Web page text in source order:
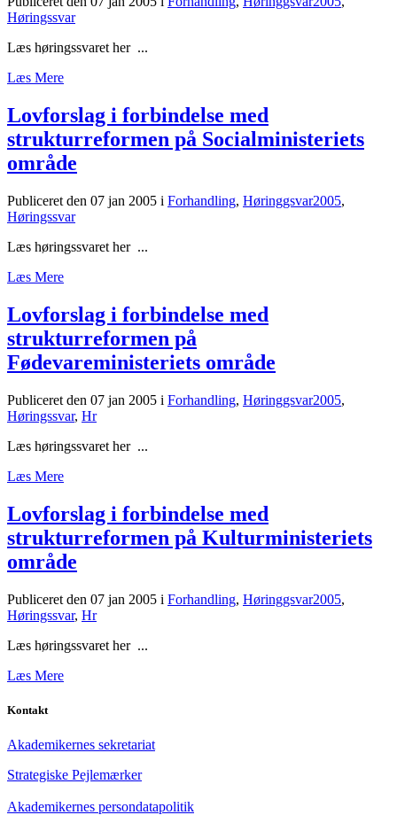
Høringssvar
Læs høringssvaret her ...
Læs Mere
Lovforslag i forbindelse med
strukturreformen på Socialministeriets
område
Publiceret den 07 jan 2005 i Forhandling, Høringgsvar2005,
Høringssvar
Læs høringssvaret her ...
Læs Mere
Lovforslag i forbindelse med
strukturreformen på
Fødevareministeriets område
Publiceret den 07 jan 2005 i Forhandling, Høringgsvar2005,
Høringssvar, Hr
Læs høringssvaret her ...
Læs Mere
Lovforslag i forbindelse med
strukturreformen på Kulturministeriets
område
Publiceret den 07 jan 2005 i Forhandling, Høringgsvar2005,
Høringssvar, Hr
Læs høringssvaret her ...
Læs Mere
Kontakt
Akademikernes sekretariat
Strategiske Pejlemærker
Akademikernes persondatapolitik